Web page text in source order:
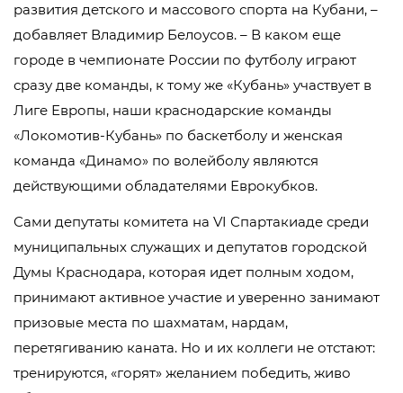
развития детского и массового спорта на Кубани, –
добавляет Владимир Белоусов. – В каком еще
городе в чемпионате России по футболу играют
сразу две команды, к тому же «Кубань» участвует в
Лиге Европы, наши краснодарские команды
«Локомотив-Кубань» по баскетболу и женская
команда «Динамо» по волейболу являются
действующими обладателями Еврокубков.
Сами депутаты комитета на VI Спартакиаде среди
муниципальных служащих и депутатов городской
Думы Краснодара, которая идет полным ходом,
принимают активное участие и уверенно занимают
призовые места по шахматам, нардам,
перетягиванию каната. Но и их коллеги не отстают:
тренируются, «горят» желанием победить, живо